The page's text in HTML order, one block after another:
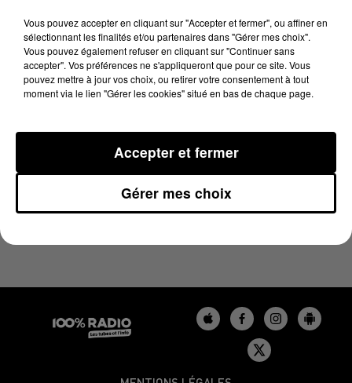
15 juin 2023 - 1 min 14 sec
L'AGENDA DU LOT DU 15/06/2023 À 06H47
Vous pouvez accepter en cliquant sur "Accepter et fermer", ou affiner en
sélectionnant les finalités et/ou partenaires dans "Gérer mes choix".
Vous pouvez également refuser en cliquant sur "Continuer sans
accepter". Vos préférences ne s'appliqueront que pour ce site. Vous
pouvez mettre à jour vos choix, ou retirer votre consentement à tout
moment via le lien "Gérer les cookies" situé en bas de chaque page.
Gérer mes choix
Accepter et fermer